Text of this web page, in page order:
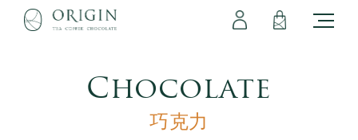
Chocolate
巧克力